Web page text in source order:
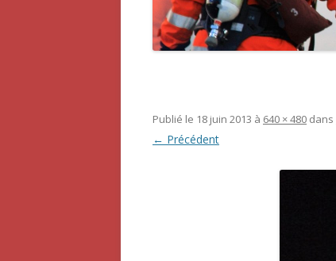
Publié le 18 juin 2013 à 640 × 480 dans
← Précédent